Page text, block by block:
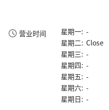
营业时间
星期一: -
星期二: Close
星期三: -
星期四: -
星期五: -
星期六: -
星期日: -